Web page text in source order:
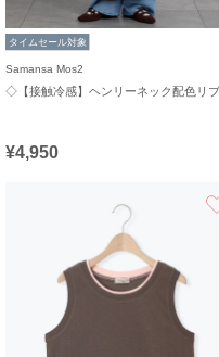
タイムセール対象
Samansa Mos2
¥4,950